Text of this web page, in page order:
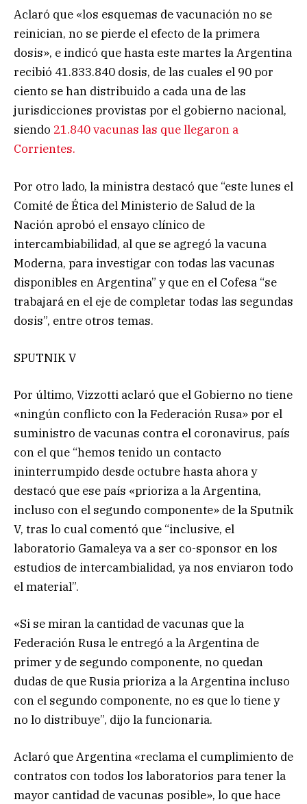
Aclaró que «los esquemas de vacunación no se
reinician, no se pierde el efecto de la primera
dosis», e indicó que hasta este martes la Argentina
recibió 41.833.840 dosis, de las cuales el 90 por
ciento se han distribuido a cada una de las
jurisdicciones provistas por el gobierno nacional,
siendo 21.840 vacunas las que llegaron a
Corrientes.
Por otro lado, la ministra destacó que “este lunes el
Comité de Ética del Ministerio de Salud de la
Nación aprobó el ensayo clínico de
intercambiabilidad, al que se agregó la vacuna
Moderna, para investigar con todas las vacunas
disponibles en Argentina” y que en el Cofesa “se
trabajará en el eje de completar todas las segundas
dosis”, entre otros temas.
SPUTNIK V
Por último, Vizzotti aclaró que el Gobierno no tiene
«ningún conflicto con la Federación Rusa» por el
suministro de vacunas contra el coronavirus, país
con el que “hemos tenido un contacto
ininterrumpido desde octubre hasta ahora y
destacó que ese país «prioriza a la Argentina,
incluso con el segundo componente» de la Sputnik
V, tras lo cual comentó que “inclusive, el
laboratorio Gamaleya va a ser co-sponsor en los
estudios de intercambialidad, ya nos enviaron todo
el material”.
«Si se miran la cantidad de vacunas que la
Federación Rusa le entregó a la Argentina de
primer y de segundo componente, no quedan
dudas de que Rusia prioriza a la Argentina incluso
con el segundo componente, no es que lo tiene y
no lo distribuye”, dijo la funcionaria.
Aclaró que Argentina «reclama el cumplimiento de
contratos con todos los laboratorios para tener la
mayor cantidad de vacunas posible», lo que hace